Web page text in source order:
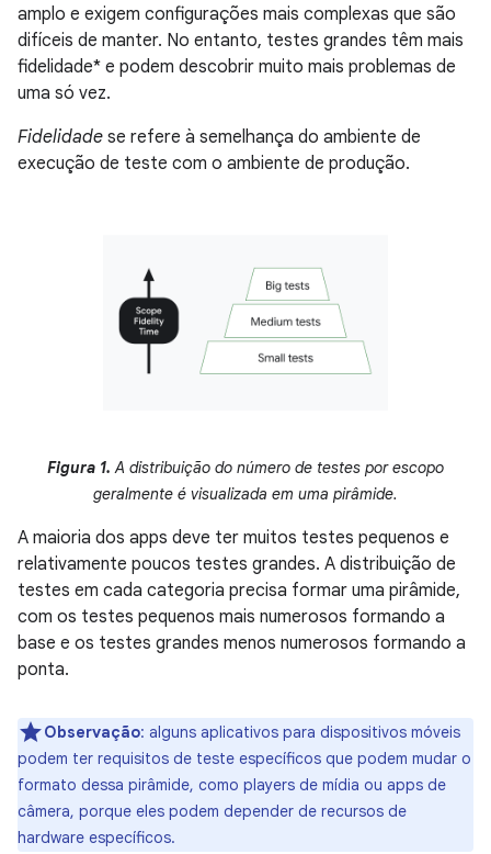
amplo e exigem configurações mais complexas que são
difíceis de manter. No entanto, testes grandes têm mais
fidelidade* e podem descobrir muito mais problemas de
uma só vez.
Fidelidade se refere à semelhança do ambiente de
execução de teste com o ambiente de produção.
Figura 1. A distribuição do número de testes por escopo
geralmente é visualizada em uma pirâmide.
A maioria dos apps deve ter muitos testes pequenos e
relativamente poucos testes grandes. A distribuição de
testes em cada categoria precisa formar uma pirâmide,
com os testes pequenos mais numerosos formando a
base e os testes grandes menos numerosos formando a
ponta.
Observação: alguns aplicativos para dispositivos móveis
podem ter requisitos de teste específicos que podem mudar o
formato dessa pirâmide, como players de mídia ou apps de
câmera, porque eles podem depender de recursos de
hardware específicos.